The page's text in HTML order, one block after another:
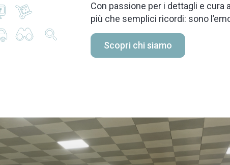
Con passione per i dettagli e cura
più che semplici ricordi: sono
Scopri chi siamo